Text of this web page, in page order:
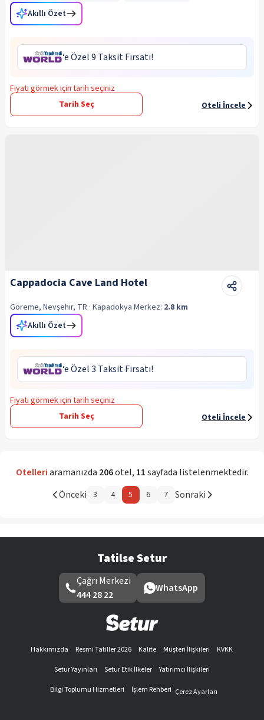
Akıllı Özet
‘e Özel 9 Taksit Fırsatı!
Fiyatı görmek için tarih seçiniz
Tarih Seç
Oteli İncele
Cappadocia Cave Land Hotel
Göreme, Nevşehir, TR · Kapadokya Merkez: 2.8 km
Akıllı Özet
‘e Özel 3 Taksit Fırsatı!
Fiyatı görmek için tarih seçiniz
Tarih Seç
Oteli İncele
Otelleriaramanızda 206otel, 11sayfada listelenmektedir.
Önceki 3 4 5 6 7 Sonraki
Tatilse Setur
Çağrı Merkezi
444 28 22
WhatsApp
Hakkımızda Resmi Tatiller 2026 Kalite Müşteri İlişkileri
KVKK
Setur Yayınları
Setur Etik İlkeler
Yatırımcı İlişkileri
Bilgi Toplumu Hizmetleri
İşlem Rehberi Çerez Ayarları